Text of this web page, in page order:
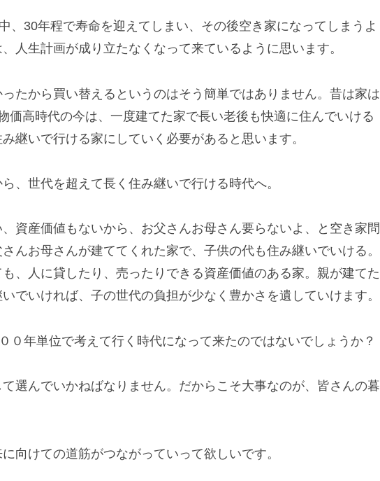
、30年程で寿命を迎えてしまい、その後空き家になってしまうよ
人生計画が成り立たなくなって来ているように思います。
たから買い替えるというのはそう簡単ではありません。昔は家は
価高時代の今は、一度建てた家で長い老後も快適に住んでいける
継いで行ける家にしていく必要があると思います。
、世代を超えて長く住み継いで行ける時代へ。
資産価値もないから、お父さんお母さん要らないよ、と空き家問
んお母さんが建ててくれた家で、子供の代も住み継いでいける。
、人に貸したり、売ったりできる資産価値のある家。親が建てた
でいければ、子の世代の負担が少なく豊かさを遺していけます。
０年単位で考えて行く時代になって来たのではないでしょうか？
選んでいかねばなりません。だからこそ大事なのが、皆さんの暮
向けての道筋がつながっていって欲しいです。